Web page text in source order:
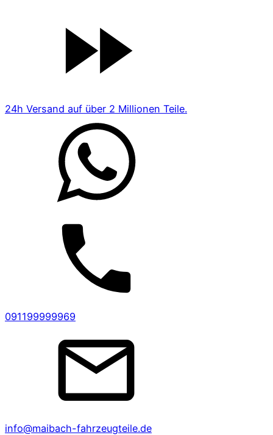
24h Versand auf über 2 Millionen Teile.
091199999969
info@maibach-fahrzeugteile.de